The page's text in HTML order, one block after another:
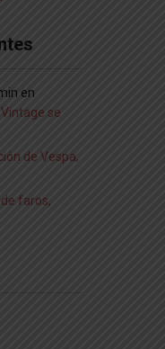
en
se
de Vespa,
faros,